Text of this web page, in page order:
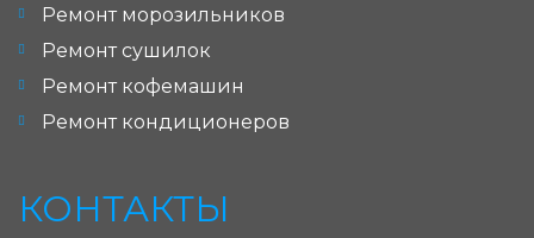
Ремонт морозильников
Ремонт сушилок
Ремонт кофемашин
Ремонт кондиционеров
КОНТАКТЫ